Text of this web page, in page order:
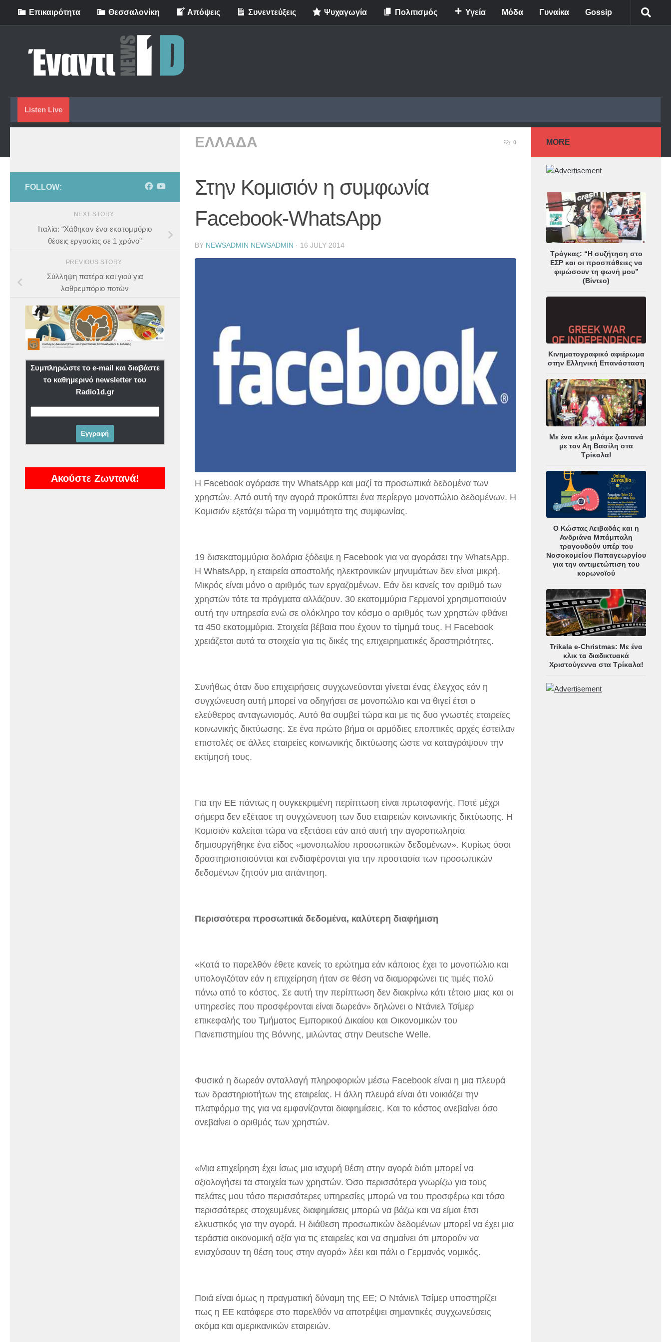
Skip to content
Eπικαιρότητα Θεσσαλονίκη Απόψεις Συνεντεύξεις Ψυχαγωγία Πολιτισμός Υγεία Μόδα Γυναίκα Gossip
Listen Live
ΕΛΛΑΔΑ 0
Στην Κομισιόν η συμφωνία
Facebook-WhatsApp
BY NEWSADMIN NEWSADMIN · 16 JULY 2014
H Facebook αγόρασε την WhatsApp και μαζί τα προσωπικά δεδομένα των
χρηστών. Από αυτή την αγορά προκύπτει ένα περίεργο μονοπώλιο δεδομένων. Η
Κομισιόν εξετάζει τώρα τη νομιμότητα της συμφωνίας.
19 δισεκατομμύρια δολάρια ξόδεψε η Facebook για να αγοράσει την WhatsApp.
Η WhatsApp, η εταιρεία αποστολής ηλεκτρονικών μηνυμάτων δεν είναι μικρή.
Μικρός είναι μόνο ο αριθμός των εργαζομένων. Εάν δει κανείς τον αριθμό των
χρηστών τότε τα πράγματα αλλάζουν. 30 εκατομμύρια Γερμανοί χρησιμοποιούν
αυτή την υπηρεσία ενώ σε ολόκληρο τον κόσμο ο αριθμός των χρηστών φθάνει
τα 450 εκατομμύρια. Στοιχεία βέβαια που έχουν το τίμημά τους. Η Facebook
χρειάζεται αυτά τα στοιχεία για τις δικές της επιχειρηματικές δραστηριότητες.
Συνήθως όταν δυο επιχειρήσεις συγχωνεύονται γίνεται ένας έλεγχος εάν η
συγχώνευση αυτή μπορεί να οδηγήσει σε μονοπώλιο και να θιγεί έτσι ο
ελεύθερος ανταγωνισμός. Αυτό θα συμβεί τώρα και με τις δυο γνωστές εταιρείες
κοινωνικής δικτύωσης. Σε ένα πρώτο βήμα οι αρμόδιες εποπτικές αρχές έστειλαν
επιστολές σε άλλες εταιρείες κοινωνικής δικτύωσης ώστε να καταγράψουν την
εκτίμησή τους.
Για την ΕΕ πάντως η συγκεκριμένη περίπτωση είναι πρωτοφανής. Ποτέ μέχρι
σήμερα δεν εξέτασε τη συγχώνευση των δυο εταιρειών κοινωνικής δικτύωσης. Η
Κομισιόν καλείται τώρα να εξετάσει εάν από αυτή την αγοροπωλησία
δημιουργήθηκε ένα είδος «μονοπωλίου προσωπικών δεδομένων». Κυρίως όσοι
δραστηριοποιούνται και ενδιαφέρονται για την προστασία των προσωπικών
δεδομένων ζητούν μια απάντηση.
Περισσότερα προσωπικά δεδομένα, καλύτερη διαφήμιση
«Κατά το παρελθόν έθετε κανείς το ερώτημα εάν κάποιος έχει το μονοπώλιο και
υπολογιζόταν εάν η επιχείρηση ήταν σε θέση να διαμορφώνει τις τιμές πολύ
πάνω από το κόστος. Σε αυτή την περίπτωση δεν διακρίνω κάτι τέτοιο μιας και οι
υπηρεσίες που προσφέρονται είναι δωρεάν» δηλώνει ο Ντάνιελ Τσίμερ
επικεφαλής του Τμήματος Εμπορικού Δικαίου και Οικονομικών του
Πανεπιστημίου της Βόννης, μιλώντας στην Deutsche Welle.
Φυσικά η δωρεάν ανταλλαγή πληροφοριών μέσω Facebook είναι η μια πλευρά
των δραστηριοτήτων της εταιρείας. Η άλλη πλευρά είναι ότι νοικιάζει την
πλατφόρμα της για να εμφανίζονται διαφημίσεις. Και το κόστος ανεβαίνει όσο
ανεβαίνει ο αριθμός των χρηστών.
«Μια επιχείρηση έχει ίσως μια ισχυρή θέση στην αγορά διότι μπορεί να
αξιολογήσει τα στοιχεία των χρηστών. Όσο περισσότερα γνωρίζω για τους
πελάτες μου τόσο περισσότερες υπηρεσίες μπορώ να του προσφέρω και τόσο
περισσότερες στοχευμένες διαφημίσεις μπορώ να βάζω και να είμαι έτσι
ελκυστικός για την αγορά. Η διάθεση προσωπικών δεδομένων μπορεί να έχει μια
τεράστια οικονομική αξία για τις εταιρείες και να σημαίνει ότι μπορούν να
ενισχύσουν τη θέση τους στην αγορά» λέει και πάλι ο Γερμανός νομικός.
Ποιά είναι όμως η πραγματική δύναμη της ΕΕ; Ο Ντάνιελ Τσίμερ υποστηρίζει
πως η ΕΕ κατάφερε στο παρελθόν να αποτρέψει σημαντικές συγχωνεύσεις
ακόμα και αμερικανικών εταιρειών.
FOLLOW:
NEXT STORY
Ιταλία: “Χάθηκαν ένα εκατομμύριο
θέσεις εργασίας σε 1 χρόνο”
PREVIOUS STORY
Σύλληψη πατέρα και γιού για
λαθρεμπόριο ποτών
Συμπληρώστε το e-mail και διαβάστε
το καθημερινό newsletter του
Radio1d.gr
Ακούστε Ζωντανά!
MORE
Τράγκας: “Η συζήτηση στο
ΕΣΡ και οι προσπάθειες να
φιμώσουν τη φωνή μου”
(Βίντεο)
Κινηματογραφικό αφιέρωμα
στην Ελληνική Επανάσταση
Με ένα κλικ μιλάμε ζωντανά
με τον Αη Βασίλη στα
Τρίκαλα!
Ο Κώστας Λειβαδάς και η
Ανδριάνα Μπάμπαλη
τραγουδούν υπέρ του
Νοσοκομείου Παπαγεωργίου
για την αντιμετώπιση του
κορωνοϊού
Trikala e-Christmas: Με ένα
κλικ τα διαδικτυακά
Χριστούγεννα στα Τρίκαλα!